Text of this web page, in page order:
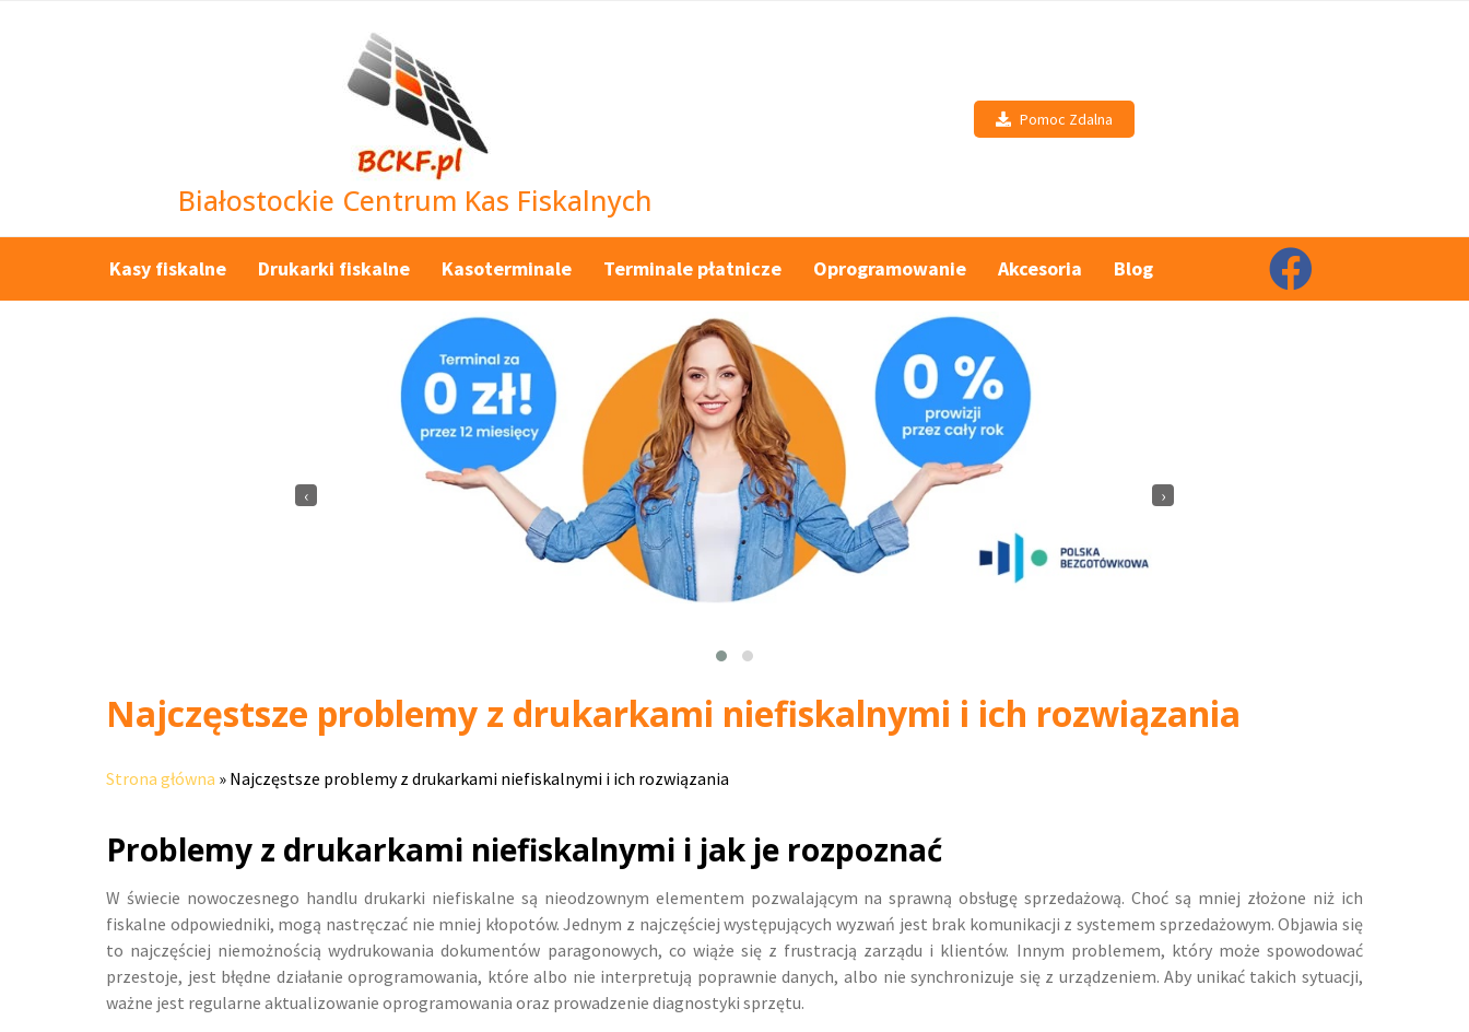
Białostockie Centrum Kas Fiskalnych
Pomoc Zdalna
Kasy fiskalne Drukarki fiskalne Kasoterminale Terminale płatnicze Oprogramowanie Akcesoria Blog
‹ ›
Najczęstsze problemy z drukarkami niefiskalnymi i ich rozwiązania
Strona główna » Najczęstsze problemy z drukarkami niefiskalnymi i ich rozwiązania
Problemy z drukarkami niefiskalnymi i jak je rozpoznać
W świecie nowoczesnego handlu drukarki niefiskalne są nieodzownym elementem pozwalającym na sprawną obsługę sprzedażową. Choć są mniej złożone niż ich
fiskalne odpowiedniki, mogą nastręczać nie mniej kłopotów. Jednym z najczęściej występujących wyzwań jest brak komunikacji z systemem sprzedażowym. Objawia się
to najczęściej niemożnością wydrukowania dokumentów paragonowych, co wiąże się z frustracją zarządu i klientów. Innym problemem, który może spowodować
przestoje, jest błędne działanie oprogramowania, które albo nie interpretują poprawnie danych, albo nie synchronizuje się z urządzeniem. Aby unikać takich sytuacji,
ważne jest regularne aktualizowanie oprogramowania oraz prowadzenie diagnostyki sprzętu.